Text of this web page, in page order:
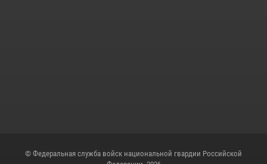
© Федеральная служба войск национальной гвардии Российской